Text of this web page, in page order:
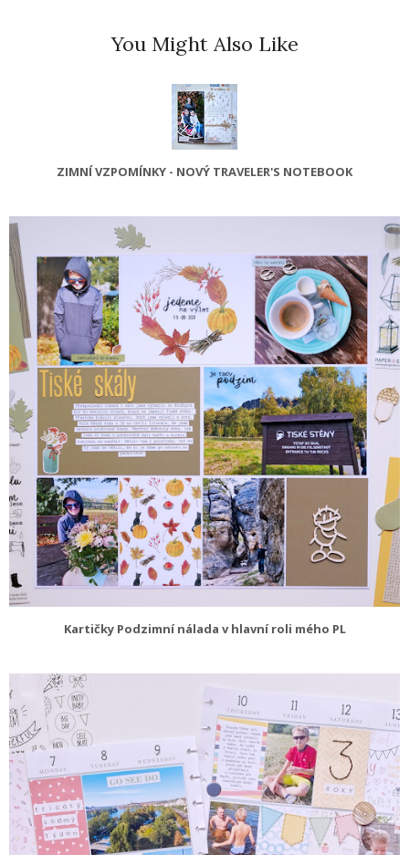
You Might Also Like
ZIMNÍ VZPOMÍNKY - NOVÝ TRAVELER'S NOTEBOOK
Kartičky Podzimní nálada v hlavní roli mého PL